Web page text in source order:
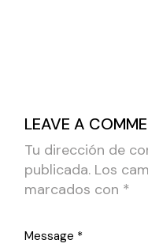
LEAVE A
Tu dirección de
publicada. Los
marcados con *